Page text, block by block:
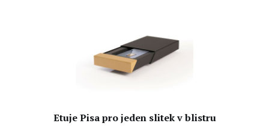
Etuje Pisa pro jeden slitek v blistru